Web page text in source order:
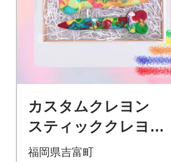
カスタムクレヨン
スティッククレヨ
ン 3本
福岡県吉富町